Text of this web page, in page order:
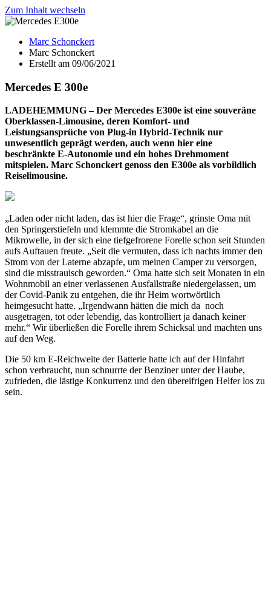
Zum Inhalt wechseln
Marc Schonckert
Marc Schonckert
Erstellt am 09/06/2021
Mercedes E 300e
LADEHEMMUNG – Der Mercedes E300e ist eine souveräne
Oberklassen-Limousine, deren Komfort- und
Leistungsansprüche von Plug-in Hybrid-Technik nur
unwesentlich geprägt werden, auch wenn hier eine
beschränkte E-Autonomie und ein hohes Drehmoment
mitspielen. Marc Schonckert genoss den E300e als vorbildlich
Reiselimousine.
„Laden oder nicht laden, das ist hier die Frage“, grinste Oma mit
den Springerstiefeln und klemmte die Stromkabel an die
Mikrowelle, in der sich eine tiefgefrorene Forelle schon seit Stunden
aufs Auftauen freute. „Seit die vermuten, dass ich nachts immer den
Strom von der Laterne abzapfe, um meinen Camper zu versorgen,
sind die misstrauisch geworden.“ Oma hatte sich seit Monaten in ein
Wohnmobil an einer verlassenen Ausfallstraße niedergelassen, um
der Covid-Panik zu entgehen, die ihr Heim wortwörtlich
heimgesucht hatte. „Irgendwann hätten die mich da noch
ausgetragen, tot oder lebendig, das kontrolliert ja danach keiner
mehr.“ Wir überließen die Forelle ihrem Schicksal und machten uns
auf den Weg.
Die 50 km E-Reichweite der Batterie hatte ich auf der Hinfahrt
schon verbraucht, nun schnurrte der Benziner unter der Haube,
zufrieden, die lästige Konkurrenz und den übereifrigen Helfer los zu
sein.